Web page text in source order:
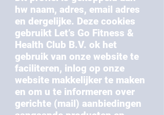
hw naam, adres, email adres
en dergelijke. Deze cookies
gebruikt Let’s Go Fitness &
Health Club B.V. ok het
gebruik van onze website te
faciliteren, inlog op onze
website makkelijker te maken
en om u te informeren over
gerichte (mail) aanbiedingen